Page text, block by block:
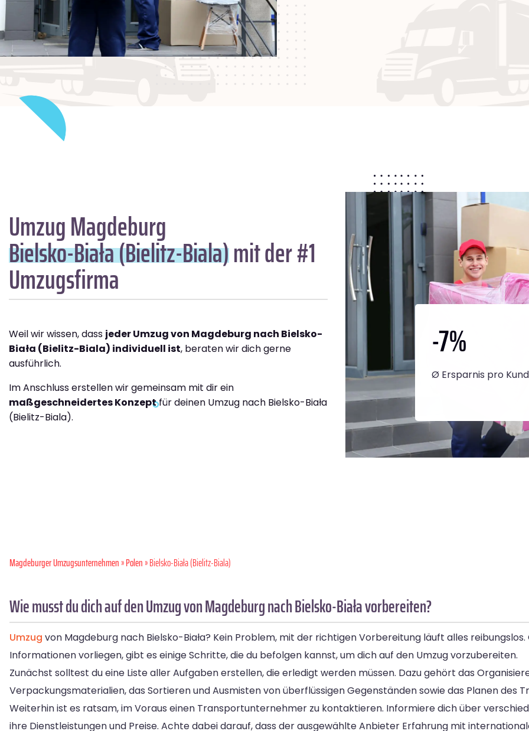
Umzug Magdeburg
Bielsko-Biała (Bielitz-Biala)mit der #1
Umzugsfirma
Weil wir wissen, dass jeder Umzug von Magdeburg nach Bielsko-
Biała (Bielitz-Biala) individuell ist, beraten wir dich gerne
ausführlich.
Im Anschluss erstellen wir gemeinsam mit dir ein
maßgeschneidertes Konzeptfür deinen Umzug nach Bielsko-Biała
(Bielitz-Biala).
-7%
Ø Ersparnis pro
Magdeburger Umzugsunternehmen»Polen» Bielsko-Biała (Bielitz-Biala)
Wie musst du dich auf den Umzug von Magdeburg nach Bielsko-Biała vorbereiten?
Umzug von Magdeburg nach Bielsko-Biała? Kein Problem, mit der richtigen Vorbereitung läuft alles
Informationen vorliegen, gibt es einige Schritte, die du befolgen kannst, um dich auf den Umzug vorzubereiten.
Zunächst solltest du eine Liste aller Aufgaben erstellen, die erledigt werden müssen. Dazu gehört das
Verpackungsmaterialien, das Sortieren und Ausmisten von überflüssigen Gegenständen sowie das Planen des
Weiterhin ist es ratsam, im Voraus einen Transportunternehmer zu kontaktieren. Informiere dich über
ihre Dienstleistungen und Preise. Achte dabei darauf, dass der ausgewählte Anbieter Erfahrung mit